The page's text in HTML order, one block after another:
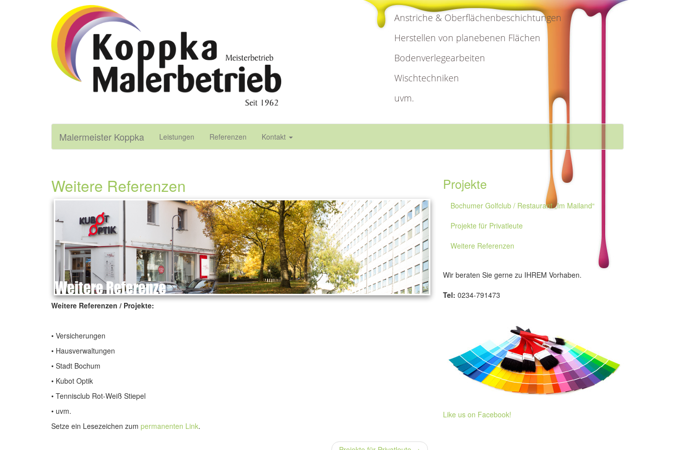
Malermeister Koppka
Anstriche & Oberflächenbeschichtungen
Herstellen von planebenen Flächen
Bodenverlegearbeiten
Wischtechniken
uvm.
Malermeister Koppka Leistungen Referenzen Kontakt
Weitere Referenzen
Weitere Referenzen / Projekte:
• Versicherungen
• Hausverwaltungen
• Stadt Bochum
• Kubot Optik
• Tennisclub Rot-Weiß Stiepel
• uvm.
Setze ein Lesezeichen zum permanenten Link.
Projekte
Bochumer Golfclub / Restaurant „Im Mailand“
Projekte für Privatleute
Weitere Referenzen
Wir beraten Sie gerne zu IHREM Vorhaben.
Tel: 0234-791473
Like us on Facebook!